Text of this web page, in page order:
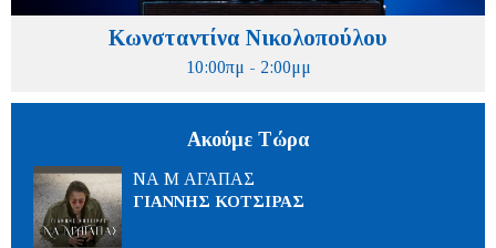
Κωνσταντίνα Νικολοπούλου
10:00πμ - 2:00μμ
Ακούμε Τώρα
ΝΑ Μ ΑΓΑΠΑΣ
ΓΙΑΝΝΗΣ ΚΟΤΣΙΡΑΣ